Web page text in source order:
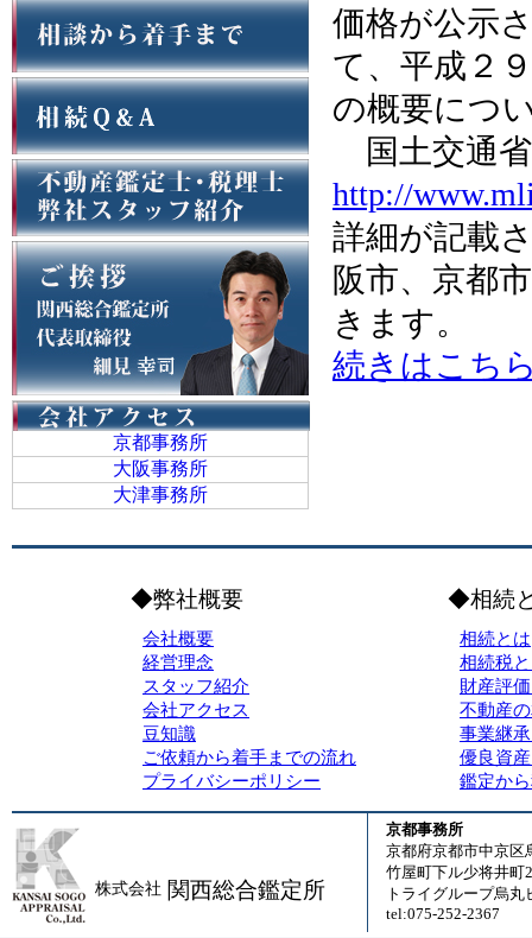
京都事務所
大阪事務所
大津事務所
価格が公示
て、平成２
の概要につ
国土交通
http://
詳細が記載
阪市、京都
きます。
続きはこち
◆弊社概要
会社概要
経営理念
スタッフ紹介
会社アクセス
豆知識
ご依頼から着手までの流れ
プライバシーポリシー
◆相続
相続とは
相続税
財産評
不動産
事業継
優良資
鑑定か
株式会社 関西総合鑑定所
京都事務所
京都府京都市中京区
竹屋町下ル少将井町
トライグループ烏丸
tel:075-252-2367